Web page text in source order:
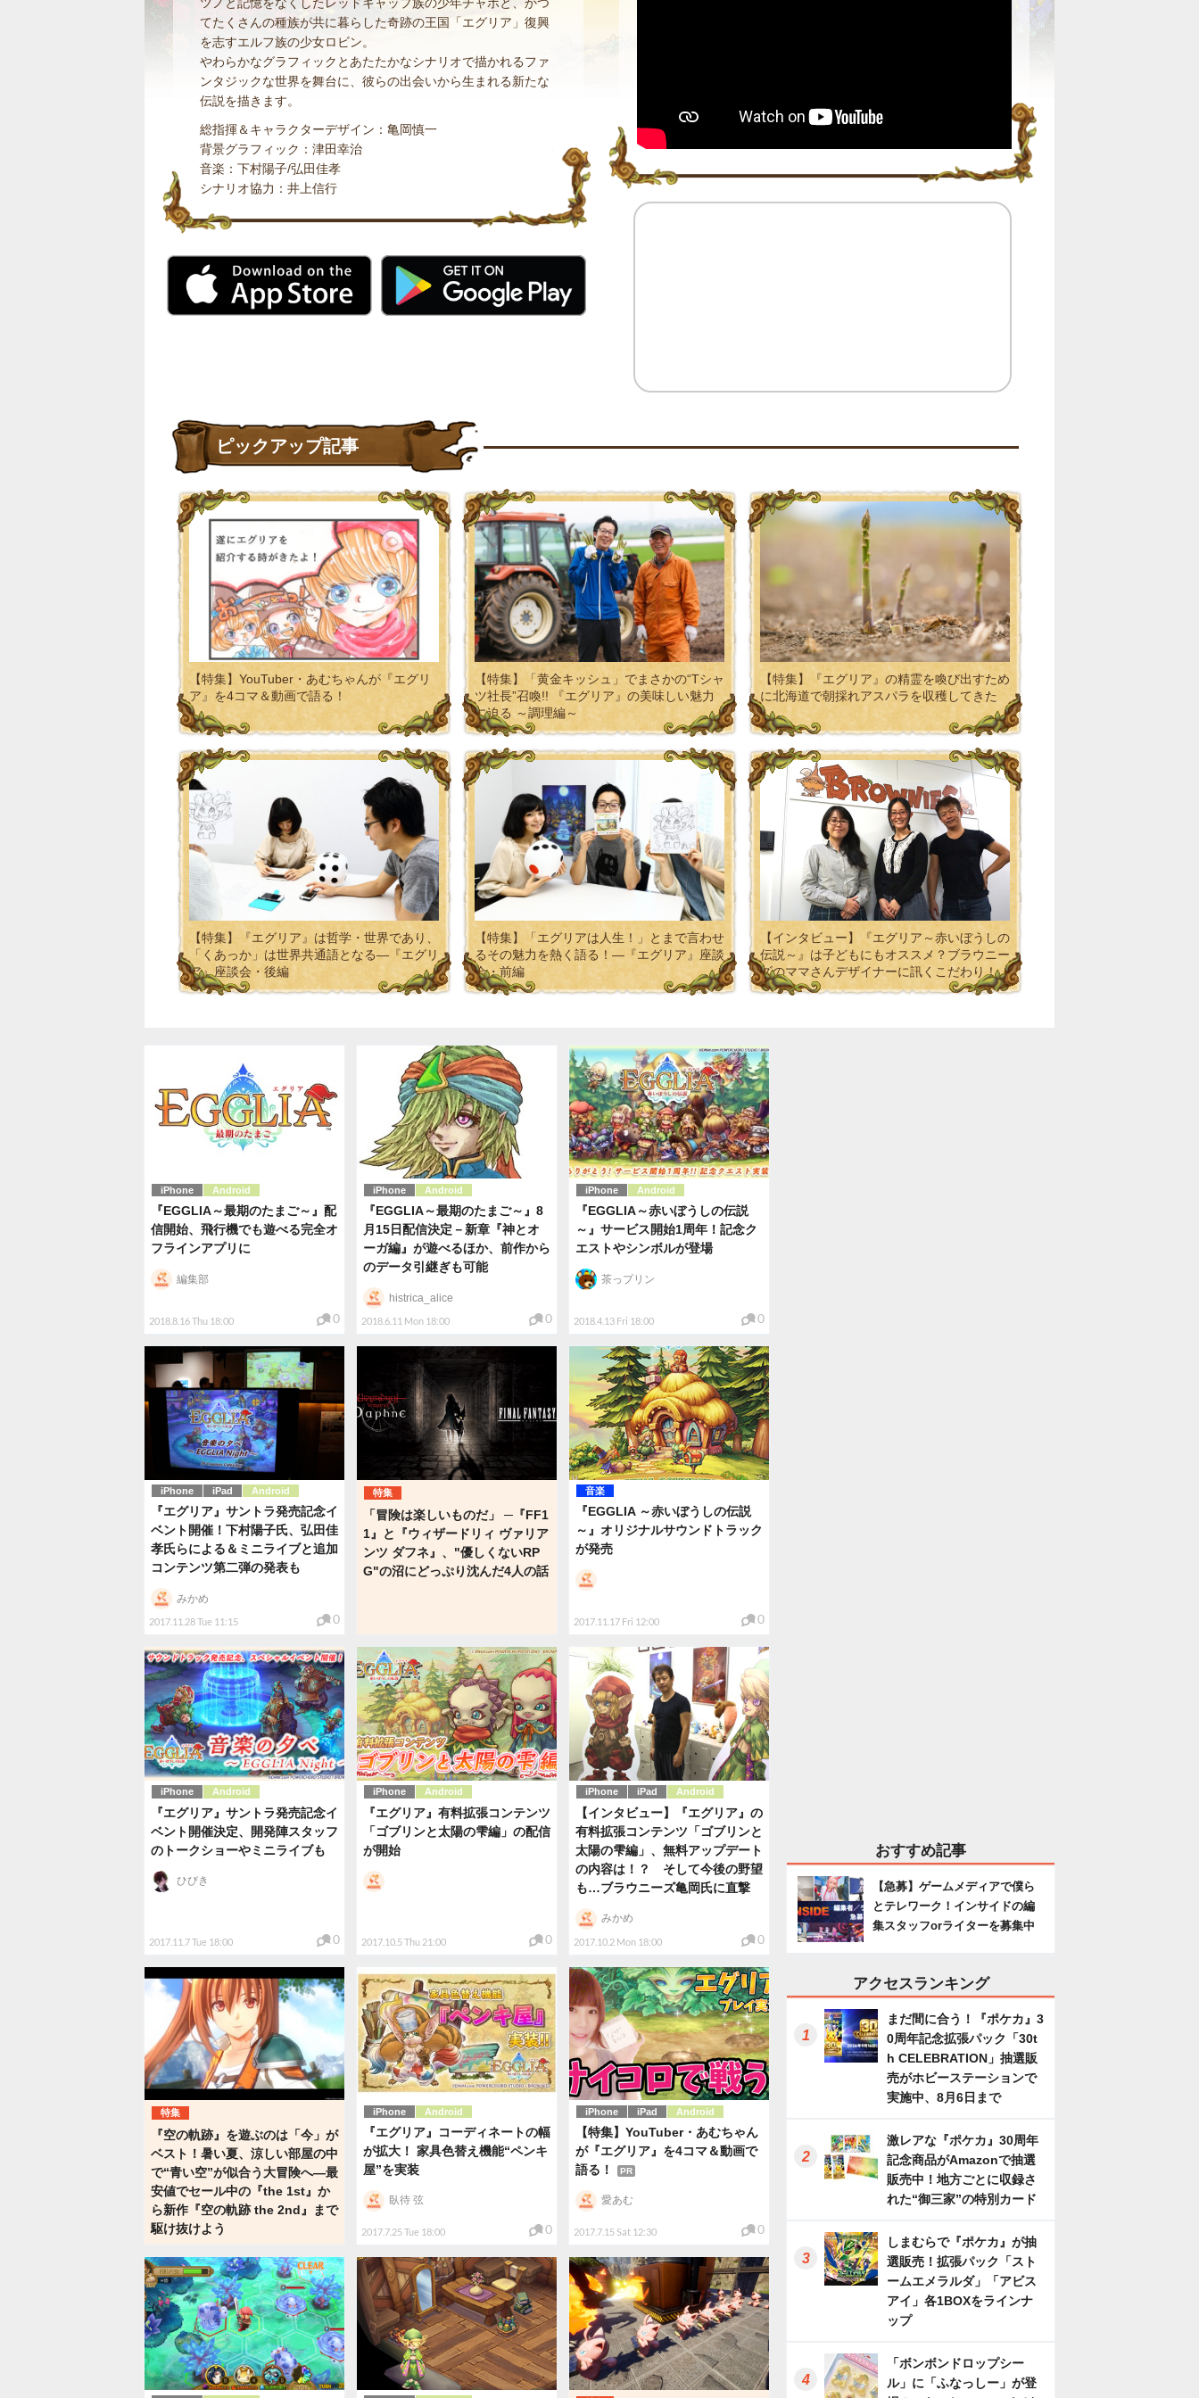
てたくさんの種族が共に暮らした奇跡の王国「エグリア」復興
を志すエルフ族の少女ロビン。
やわらかなグラフィックとあたたかなシナリオで描かれるファ
ンタジックな世界を舞台に、彼らの出会いから生まれる新たな
伝説を描きます。
総指揮＆キャラクターデザイン：亀岡慎一
背景グラフィック：津田幸治
音楽：下村陽子/弘田佳孝
シナリオ協力：井上信行
ピックアップ記事
【特集】YouTuber・あむちゃんが『エグリ
ア』を4コマ＆動画で語る！
【特集】「黄金キッシュ」でまさかの“Tシャ
ツ社長”召喚!! 『エグリア』の美味しい魅力
に迫る ～調理編～
【特集】『エグリア』の精霊を喚び出すため
に北海道で朝採れアスパラを収穫してきた
【特集】『エグリア』は哲学・世界であり、
「くあっか」は世界共通語となる―『エグリ
ア』座談会・後編
【特集】「エグリアは人生！」とまで言わせ
るその魅力を熱く語る！―『エグリア』座談
会・前編
【インタビュー】『エグリア～赤いぼうしの
伝説～』は子どもにもオススメ？ブラウニー
ズのママさんデザイナーに訊くこだわり！
iPhone Android
『EGGLIA～最期のたまご～』配
信開始、飛行機でも遊べる完全オ
フラインアプリに
2018.8.16 Thu 18:00
編集部
0
iPhone Android
『EGGLIA～最期のたまご～』8
月15日配信決定－新章『神とオ
ーガ編』が遊べるほか、前作から
のデータ引継ぎも可能
2018.6.11 Mon 18:00
histrica_alice
0
iPhone Android
『EGGLIA～赤いぼうしの伝説
～』サービス開始1周年！記念ク
エストやシンボルが登場
2018.4.13 Fri 18:00
茶っプリン
0
iPhone iPad Android
『エグリア』サントラ発売記念イ
ベント開催！下村陽子氏、弘田佳
孝氏らによる＆ミニライブと追加
コンテンツ第二弾の発表も
2017.11.28 Tue 11:15
みかめ
0
特集
「冒険は楽しいものだ」 ─『FF1
1』と『ウィザードリィ ヴァリア
ンツ ダフネ』、"優しくないRP
G"の沼にどっぷり沈んだ4人の話
音楽
『EGGLIA ～赤いぼうしの伝説
～』オリジナルサウンドトラック
が発売
2017.11.17 Fri 12:00 0
iPhone Android
『エグリア』サントラ発売記念イ
ベント開催決定、開発陣スタッフ
のトークショーやミニライブも
2017.11.7 Tue 18:00
ひびき
0
iPhone Android
『エグリア』有料拡張コンテンツ
「ゴブリンと太陽の雫編」の配信
が開始
2017.10.5 Thu 21:00 0
iPhone iPad Android
【インタビュー】『エグリア』の
有料拡張コンテンツ「ゴブリンと
太陽の雫編」、無料アップデート
の内容は！？ そして今後の野望
も…ブラウニーズ亀岡氏に直撃
2017.10.2 Mon 18:00
みかめ
0
特集
『空の軌跡』を遊ぶのは「今」が
ベスト！暑い夏、涼しい部屋の中
で“青い空”が似合う大冒険へ―最
安値でセール中の『the 1st』か
ら新作『空の軌跡 the 2nd』まで
駆け抜けよう
iPhone Android
『エグリア』コーディネートの幅
が拡大！ 家具色替え機能“ペンキ
屋”を実装
2017.7.25 Tue 18:00
臥待 弦
0
iPhone iPad Android
【特集】YouTuber・あむちゃん
が『エグリア』を4コマ＆動画で
語る！
PR
2017.7.15 Sat 12:30
愛あむ
0
おすすめ記事
【急募】ゲームメディアで僕ら
とテレワーク！インサイドの編
集スタッフorライターを募集中
アクセスランキング
まだ間に合う！『ポケカ』3
0周年記念拡張パック「30t
h CELEBRATION」抽選販
売がホビーステーションで
実施中、8月6日まで
激レアな『ポケカ』30周年
記念商品がAmazonで抽選
販売中！地方ごとに収録さ
れた“御三家”の特別カード
しまむらで『ポケカ』が抽
選販売！拡張パック「スト
ームエメラルダ」「アビス
アイ」各1BOXをラインナ
ップ
「ボンボンドロップシー
ル」に「ふなっしー」が登